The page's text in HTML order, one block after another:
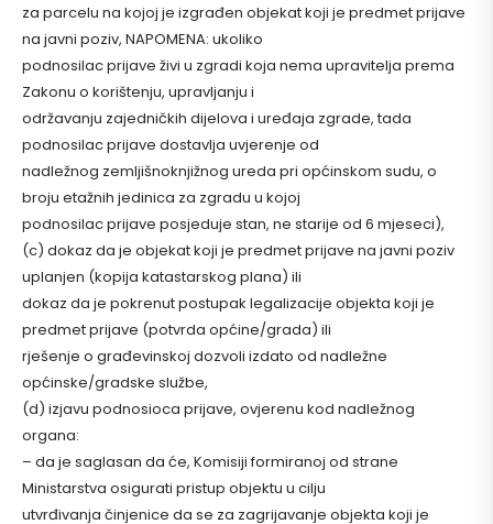
za parcelu na kojoj je izgrađen objekat koji je predmet prijave
na javni poziv, NAPOMENA: ukoliko
podnosilac prijave živi u zgradi koja nema upravitelja prema
Zakonu o korištenju, upravljanju i
održavanju zajedničkih dijelova i uređaja zgrade, tada
podnosilac prijave dostavlja uvjerenje od
nadležnog zemljišnoknjižnog ureda pri općinskom sudu, o
broju etažnih jedinica za zgradu u kojoj
podnosilac prijave posjeduje stan, ne starije od 6 mjeseci),
(c) dokaz da je objekat koji je predmet prijave na javni poziv
uplanjen (kopija katastarskog plana) ili
dokaz da je pokrenut postupak legalizacije objekta koji je
predmet prijave (potvrda općine/grada) ili
rješenje o građevinskoj dozvoli izdato od nadležne
općinske/gradske službe,
(d) izjavu podnosioca prijave, ovjerenu kod nadležnog
organa:
– da je saglasan da će, Komisiji formiranoj od strane
Ministarstva osigurati pristup objektu u cilju
utvrđivanja činjenice da se za zagrijavanje objekta koji je